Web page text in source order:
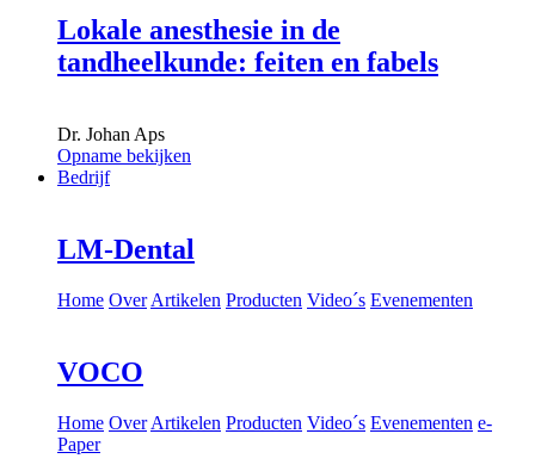
Lokale anesthesie in de
tandheelkunde: feiten en fabels
Dr. Johan Aps
Opname bekijken
Bedrijf
LM-Dental
Home Over Artikelen Producten Video´s Evenementen
VOCO
Home Over Artikelen Producten Video´s Evenementen e-
Paper